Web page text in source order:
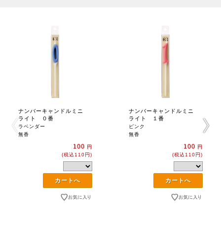
ナンバーキャンドルミニ
ライト ０番
ラベンダー
無香
100 円
(税込110円)
ナンバーキャンドルミニ
ライト １番
ピンク
無香
100 円
(税込110円)